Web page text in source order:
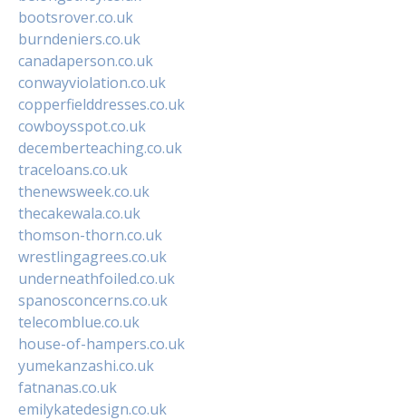
bootsrover.co.uk
burndeniers.co.uk
canadaperson.co.uk
conwayviolation.co.uk
copperfielddresses.co.uk
cowboysspot.co.uk
decemberteaching.co.uk
traceloans.co.uk
thenewsweek.co.uk
thecakewala.co.uk
thomson-thorn.co.uk
wrestlingagrees.co.uk
underneathfoiled.co.uk
spanosconcerns.co.uk
telecomblue.co.uk
house-of-hampers.co.uk
yumekanzashi.co.uk
fatnanas.co.uk
emilykatedesign.co.uk